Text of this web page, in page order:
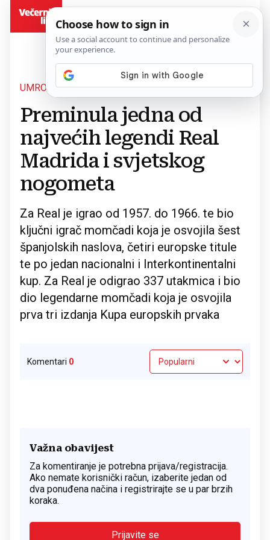
UMRO JE SANTAMARIA Povratak na članak
Preminula jedna od
najvećih legendi Real
Madrida i svjetskog
nogometa
Za Real je igrao od 1957. do 1966. te bio
ključni igrač momčadi koja je osvojila šest
španjolskih naslova, četiri europske titule
te po jedan nacionalni i Interkontinentalni
kup. Za Real je odigrao 337 utakmica i bio
dio legendarne momčadi koja je osvojila
prva tri izdanja Kupa europskih prvaka
Komentari 0
Važna obavijest
Za komentiranje je potrebna prijava/registracija.
Ako nemate korisnički račun, izaberite jedan od
dva ponuđena načina i registrirajte se u par brzih
koraka.
Prijavite se